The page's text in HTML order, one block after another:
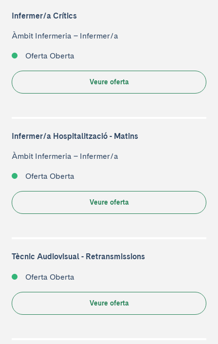
Infermer/a Crítics
Àmbit Infermeria – Infermer/a
Oferta Oberta
Veure oferta
Infermer/a Hospitalització - Matins
Àmbit Infermeria – Infermer/a
Oferta Oberta
Veure oferta
Tècnic Audiovisual - Retransmissions
Oferta Oberta
Veure oferta